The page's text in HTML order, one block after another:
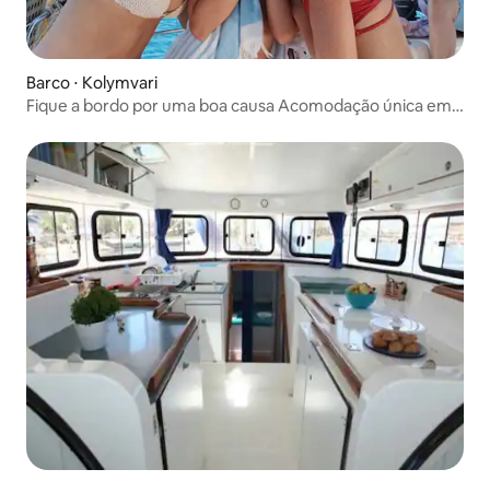
Barco ⋅ Kolymvari
Fique a bordo por uma boa causa Acomodação única em